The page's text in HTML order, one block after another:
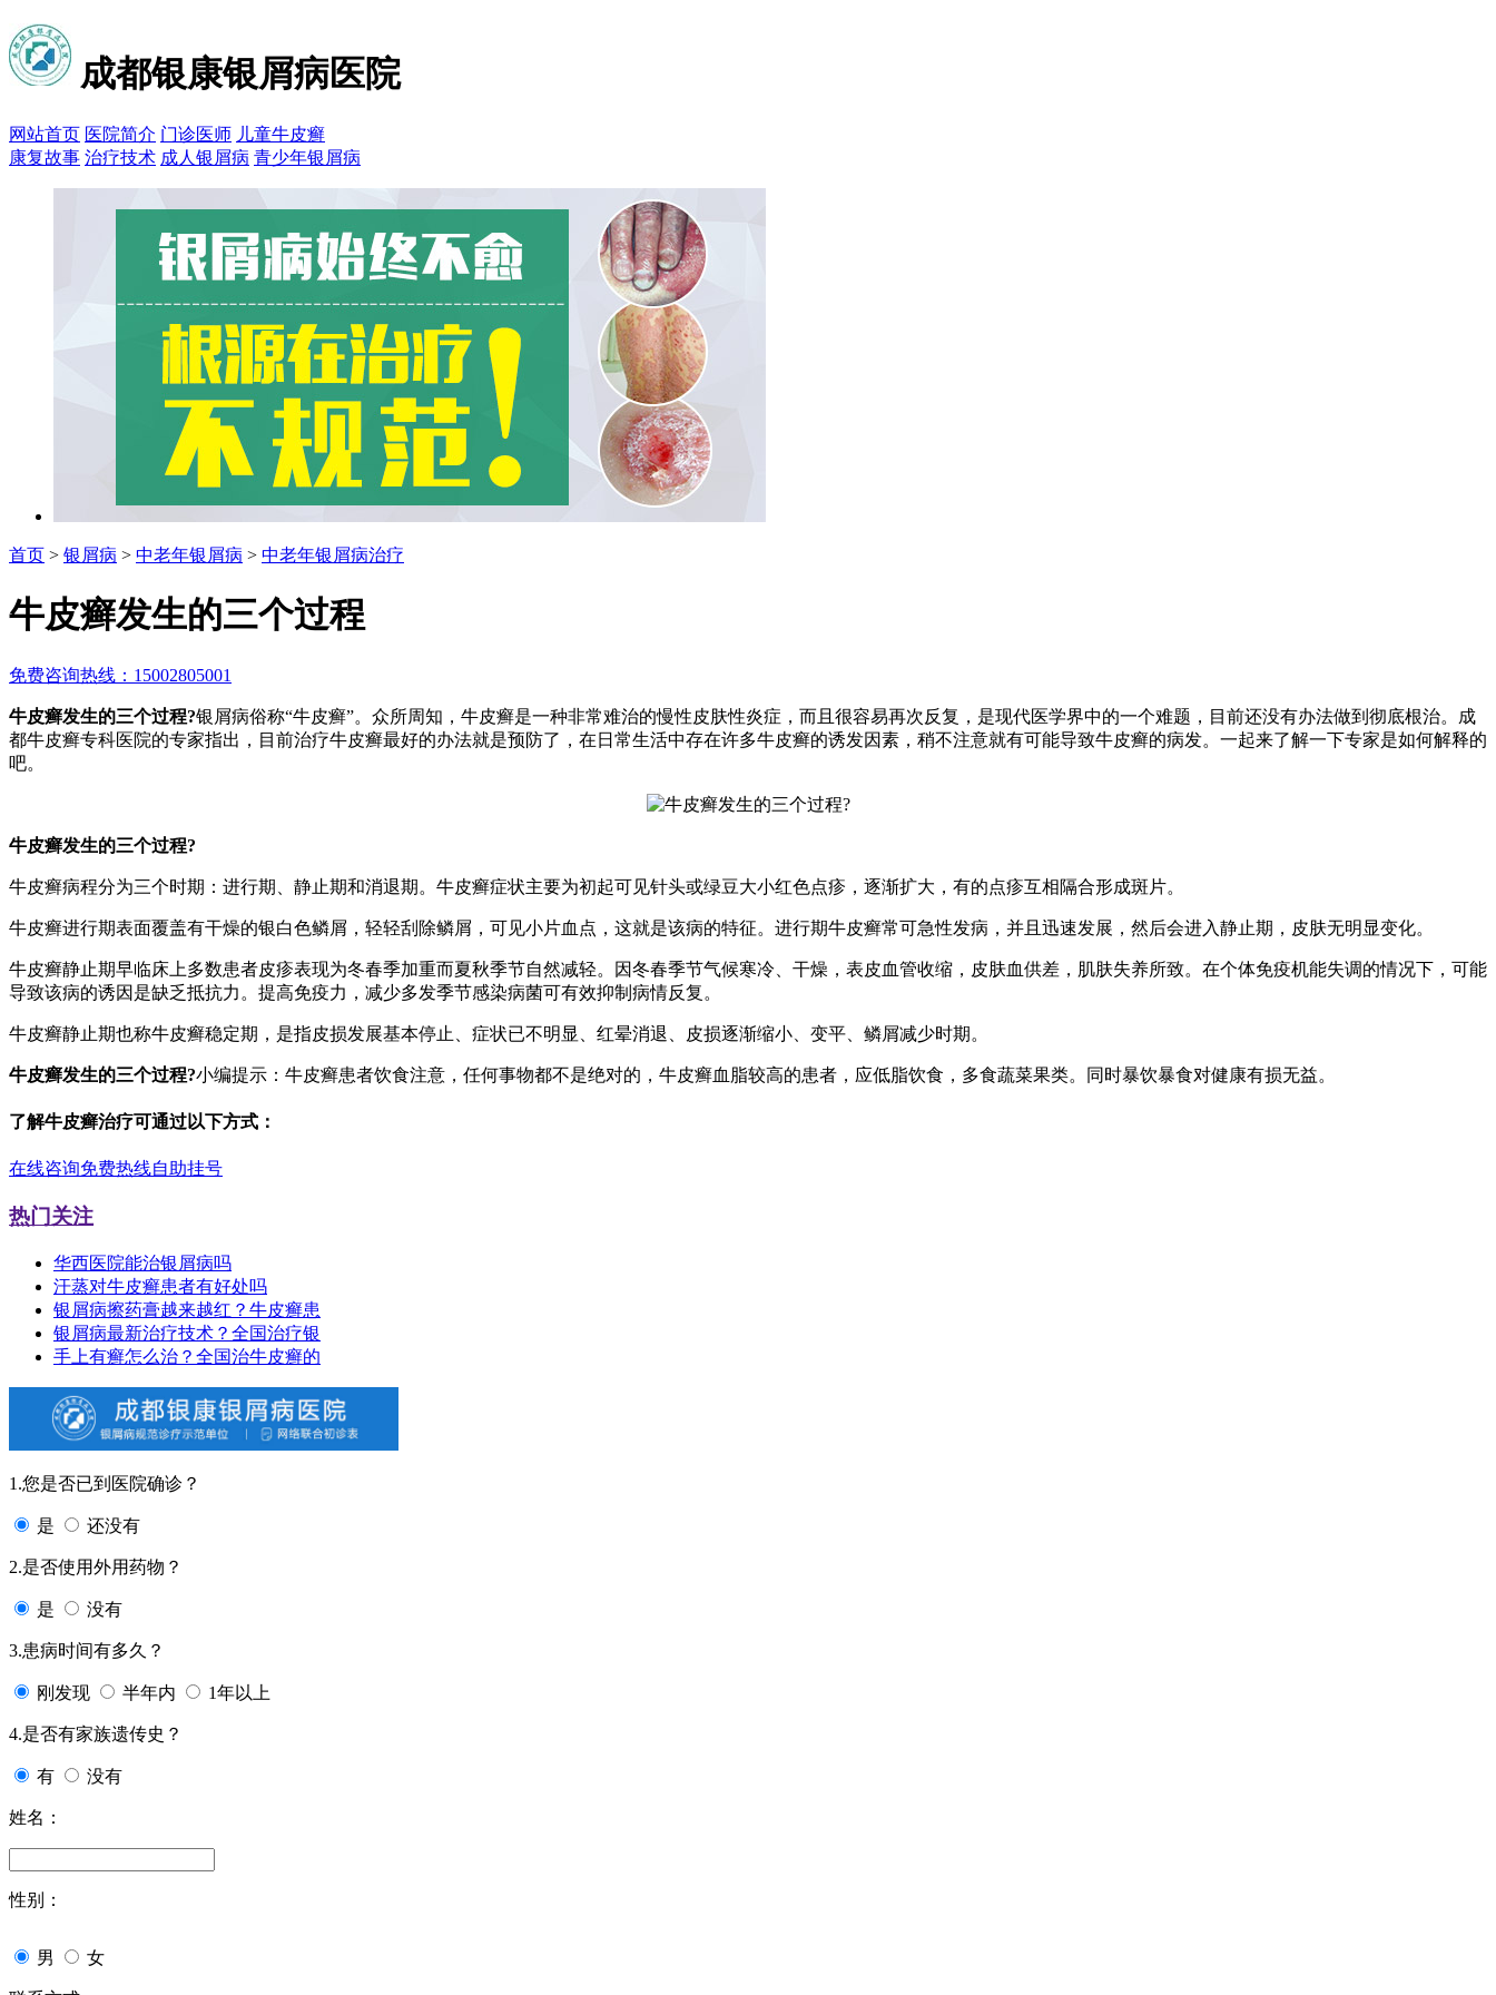
成都银康银屑病医院
网站首页 医院简介 门诊医师 儿童牛皮癣
康复故事 治疗技术 成人银屑病 青少年银屑病
首页 > 银屑病 > 中老年银屑病 > 中老年银屑病治疗
牛皮癣发生的三个过程
免费咨询热线：15002805001
牛皮癣发生的三个过程?银屑病俗称“牛皮癣”。众所周知，牛皮癣是一种非常难治的慢性皮肤性炎症，而且很容易再次反复，是现代医学界中的一个难题，目前还没有办法做到彻底根治。成
都牛皮癣专科医院的专家指出，目前治疗牛皮癣最好的办法就是预防了，在日常生活中存在许多牛皮癣的诱发因素，稍不注意就有可能导致牛皮癣的病发。一起来了解一下专家是如何解释的
吧。
牛皮癣发生的三个过程?
牛皮癣病程分为三个时期：进行期、静止期和消退期。牛皮癣症状主要为初起可见针头或绿豆大小红色点疹，逐渐扩大，有的点疹互相隔合形成斑片。
牛皮癣进行期表面覆盖有干燥的银白色鳞屑，轻轻刮除鳞屑，可见小片血点，这就是该病的特征。进行期牛皮癣常可急性发病，并且迅速发展，然后会进入静止期，皮肤无明显变化。
牛皮癣静止期早临床上多数患者皮疹表现为冬春季加重而夏秋季节自然减轻。因冬春季节气候寒冷、干燥，表皮血管收缩，皮肤血供差，肌肤失养所致。在个体免疫机能失调的情况下，可能
导致该病的诱因是缺乏抵抗力。提高免疫力，减少多发季节感染病菌可有效抑制病情反复。
牛皮癣静止期也称牛皮癣稳定期，是指皮损发展基本停止、症状已不明显、红晕消退、皮损逐渐缩小、变平、鳞屑减少时期。
牛皮癣发生的三个过程?小编提示：牛皮癣患者饮食注意，任何事物都不是绝对的，牛皮癣血脂较高的患者，应低脂饮食，多食蔬菜果类。同时暴饮暴食对健康有损无益。
了解牛皮癣治疗可通过以下方式：
在线咨询免费热线自助挂号
热门关注
华西医院能治银屑病吗
汗蒸对牛皮癣患者有好处吗
银屑病擦药膏越来越红？牛皮癣患
银屑病最新治疗技术？全国治疗银
手上有癣怎么治？全国治牛皮癣的
1.您是否已到医院确诊？
是 还没有
2.是否使用外用药物？
是 没有
3.患病时间有多久？
刚发现 半年内 1年以上
4.是否有家族遗传史？
有 没有
姓名：
性别：
男 女